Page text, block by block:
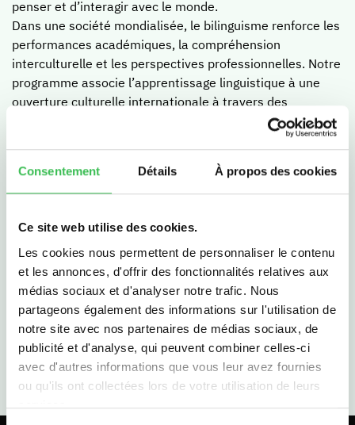
Consentement Détails À propos des cookies
Ce site web utilise des cookies.
Les cookies nous permettent de personnaliser le contenu
et les annonces, d'offrir des fonctionnalités relatives aux
médias sociaux et d'analyser notre trafic. Nous
partageons également des informations sur l'utilisation de
notre site avec nos partenaires de médias sociaux, de
publicité et d'analyse, qui peuvent combiner celles-ci
avec d'autres informations que vous leur avez fournies
ou qu'ils ont collectées lors de votre utilisation de leurs
services.
Orientation et spécialités
Notre valeur ajoutée
L'ouverture au monde
Nos résultats
Contacter le lycée
Classes prépa
Pourquoi une prépa littéraire ?
Pourquoi nous choisir ?
Vivre en prépa à Sainte-Marie
Résultats
Nous rencontrer
Parcours bilingue
penser et d’interagir avec le monde.
Dans une société mondialisée, le bilinguisme renforce les
performances académiques, la compréhension
interculturelle et les perspectives professionnelles. Notre
programme associe l’apprentissage linguistique à une
ouverture culturelle internationale à travers des
disciplines telles que la littérature, l’histoire, les sciences,
les arts et la musique. Les élèves sont préparés à des
Cambridge International Project Qualification et le
Cambridge Advanced English (C1).
la capacité de résolution de problèmes, notre programme
forme des élèves capables d’évoluer avec aisance dans
des contextes locaux et internationaux, avec une réelle
ouverture culturelle et une préparation au monde
globalisé.